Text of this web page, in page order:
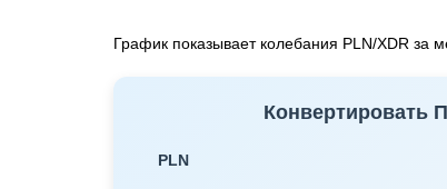
График показывает колебания PLN/XDR за
Конвертировать
PLN